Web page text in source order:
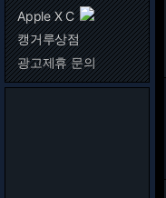
Apple X C
캥거루상점
광고제휴 문의